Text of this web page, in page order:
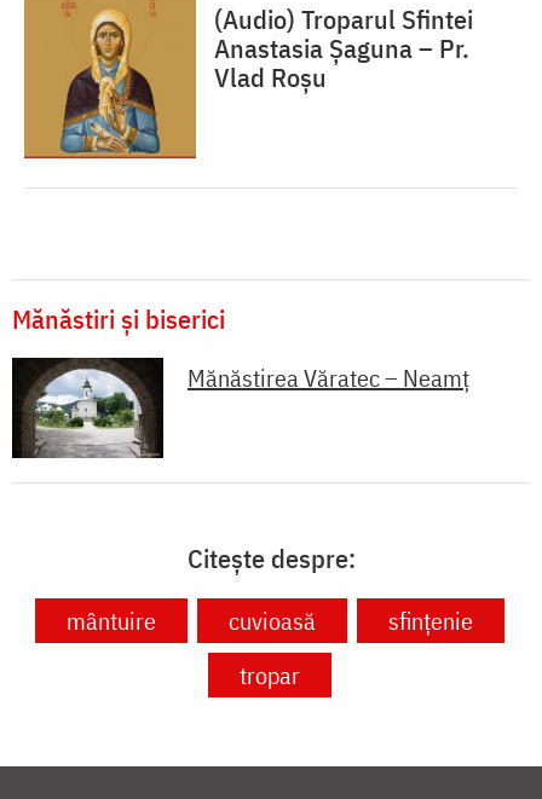
(Audio) Troparul Sfintei
Anastasia Șaguna – Pr.
Vlad Roșu
Mănăstiri și biserici
Mănăstirea Văratec – Neamț
Citește despre:
mântuire cuvioasă
sfințenie
tropar